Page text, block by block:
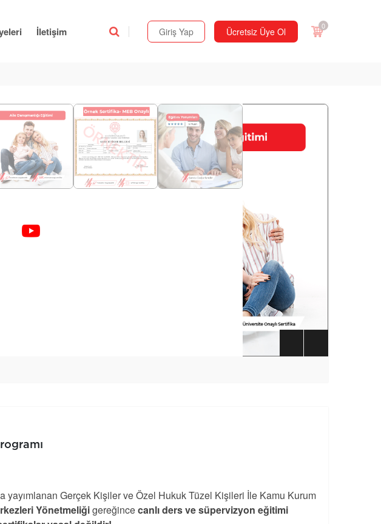
İletişim Giriş Yap Ücretsiz Üye Ol 0
yayımlanan Gerçek Kişiler ve Özel Hukuk Tüzel Kişileri İle Kamu Kurum
Yönetmeliğigereğincecanlı ders ve süpervizyon eğitimi